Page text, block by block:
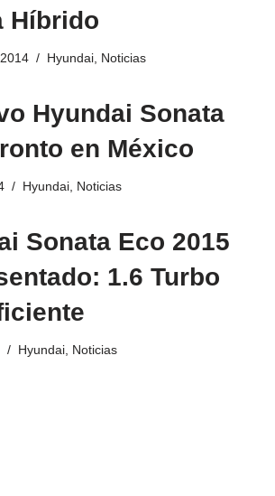
Híbrido
Hyundai Noticias
Hyundai Sonata
en México
Hyundai Noticias
Sonata Eco 2015
1.6 Turbo
Hyundai Noticias